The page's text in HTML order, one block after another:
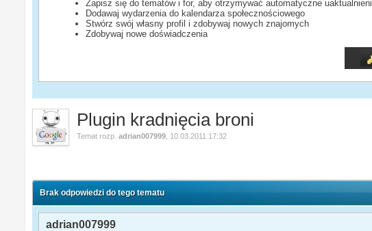
Zapisz się do tematów i for, aby otrzymywać automatyczne
Dodawaj wydarzenia do kalendarza społecznościowego
Stwórz swój własny profil i zdobywaj nowych znajomych
Zdobywaj nowe doświadczenia
Plugin kradnięcia broni
Temat rozp.adrian007999 10.03.2011 17:32
Brak odpowiedzi do tego tematu
adrian007999